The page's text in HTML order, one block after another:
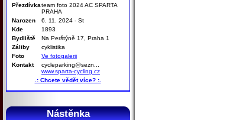
Přezdívkateam foto 2024 AC SPARTA
PRAHA
Narozen
6. 11. 2024 - St
Kde
1893
Bydliště
Na Perštýně 17, Praha 1
Záliby
cyklistika
Foto
Ve fotogalerii
Kontakt
cycleparking@sezn...
www.sparta-cycling.cz
.: Chcete vědět více? :.
Nástěnka